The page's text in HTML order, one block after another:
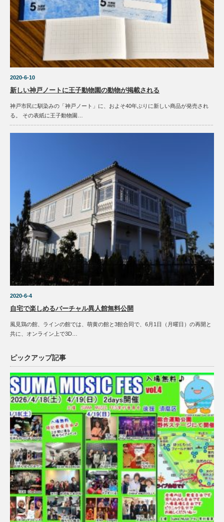
2020-6-10
新しい神戸ノートに王子動物園の動物が掲載される
神戸市民に馴染みの「神戸ノート」に、およそ40年ぶりに新しい商品が発売され
る。 その表紙に王子動物園…
2020-6-4
自宅で楽しめるバーチャル異人館無料公開
風見鶏の館、ラインの館では、萌黄の館と3館合同で、6月1日（月曜日）の再開と
共に、オンライン上で3D…
ピックアップ記事